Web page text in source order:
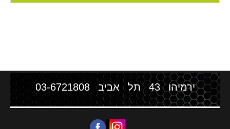
ירמיהו 43 תל אביב 03-6721808